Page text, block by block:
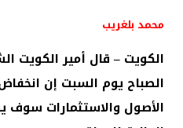
محمد بلغريب
الكويت – قال أمير الكويت
الصباح يوم السبت إن
الأصول والاستثمارات سوف